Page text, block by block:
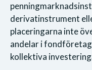
derivatinstrument
placeringarna inte
andelar i
kollektiva